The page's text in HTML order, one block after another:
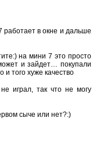
в окне и дальше
на мини 7 это просто
и зайдет… покупали
того хуже качество
играл, так что не могу
сыче или нет?:)